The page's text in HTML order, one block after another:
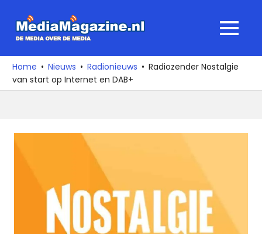
naar
media
over
de
MENU
Home Nieuws Radionieuws
Radiozender Nostalgie
van start op Internet en DAB+